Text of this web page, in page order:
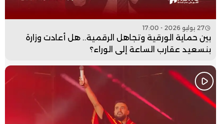
27 يوليو 2026 - 17:00
بين حماية الورقية وتجاهل الرقمية.. هل أعادت وزارة
بنسعيد عقارب الساعة إلى الوراء؟